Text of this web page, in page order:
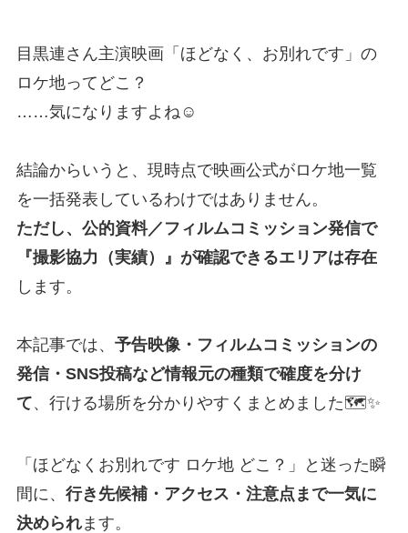
目黒連さん主演映画「ほどなく、お別れです」の
ロケ地ってどこ？
……気になりますよね☺️
結論からいうと、現時点で映画公式がロケ地一覧
を一括発表しているわけではありません。
ただし、公的資料／フィルムコミッション発信で
『撮影協力（実績）』が確認できるエリアは存在
します。
本記事では、 予告映像・フィルムコミッションの
発信・SNS投稿など情報元の種類で確度を分け
て、行ける場所を分かりやすくまとめました🗺️✨
「ほどなくお別れです ロケ地 どこ？」と迷った瞬
間に、 行き先候補・アクセス・注意点まで一気に
決められます。